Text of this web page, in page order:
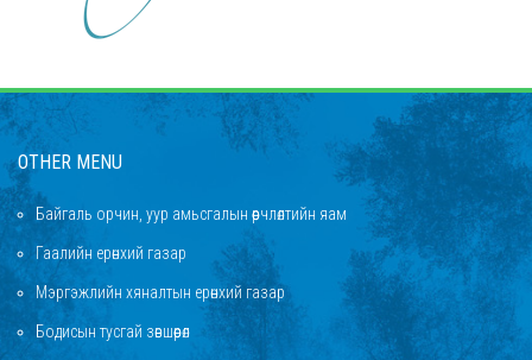
OTHER MENU
Байгаль орчин, уур амьсгалын өөрчлөлтийн яам
Гаалийн ерөнхий газар
Мэргэжлийн хяналтын ерөнхий газар
Бодисын тусгай зөвшөөрөл